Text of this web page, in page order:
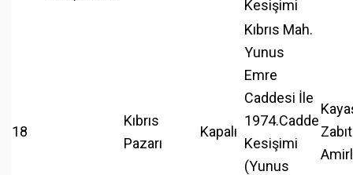
Kesişimi
18
Kıbrıs
Pazarı
Kapalı
Kıbrıs Mah.
Yunus
Emre
Caddesi İle
1974.Cadde
Kesişimi
(Yunus